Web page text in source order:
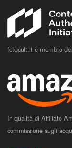
fotocult.it è membro
In qualità di Affiliato
commissione sugli